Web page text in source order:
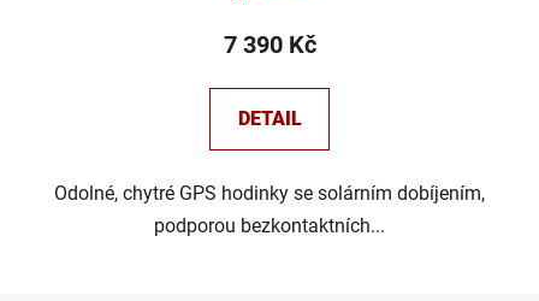
7 390 Kč
DETAIL
Odolné, chytré GPS hodinky se solárním dobíjením,
podporou bezkontaktních...